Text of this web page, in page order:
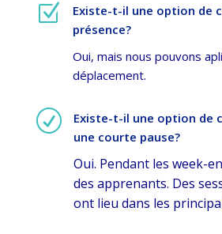
Z
Existe-t-il une option de
présence?
Oui, mais nous pouvons
déplacement.
R
Existe-t-il une option de
une courte pause?
Oui. Pendant les week-
des apprenants. Des
ont lieu dans les